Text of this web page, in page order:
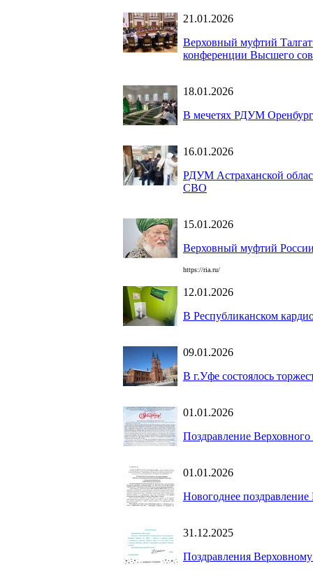
21.01.2026
Верховный муфтий
конференции Высшего
18.01.2026
В мечетях РДУМ
16.01.2026
РДУМ Астраханской
СВО
15.01.2026
Верховный муфтий
https://ria.ru/
12.01.2026
В Республиканском
09.01.2026
В г.Уфе состоялось
01.01.2026
Поздравление
01.01.2026
Новогоднее
31.12.2025
Поздравления